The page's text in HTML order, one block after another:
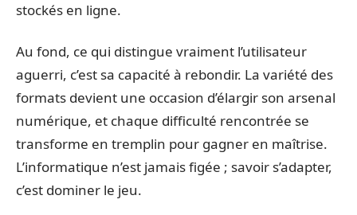
stockés en ligne.
Au fond, ce qui distingue vraiment l’utilisateur
aguerri, c’est sa capacité à rebondir. La variété des
formats devient une occasion d’élargir son arsenal
numérique, et chaque difficulté rencontrée se
transforme en tremplin pour gagner en maîtrise.
L’informatique n’est jamais figée ; savoir s’adapter,
c’est dominer le jeu.